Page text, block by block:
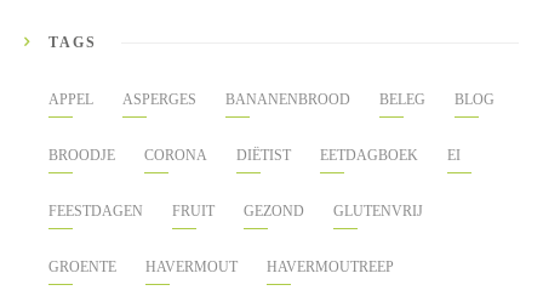
TAGS
APPEL ASPERGES BANANENBROOD BELEG BLOG
BROODJE CORONA DIËTIST EETDAGBOEK EI
FEESTDAGEN FRUIT GEZOND GLUTENVRIJ
GROENTE HAVERMOUT HAVERMOUTREEP